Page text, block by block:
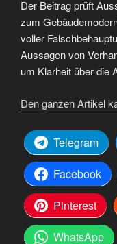
Der Beitrag prüft
zum
voller
Aussagen von
um Klarheit über die
Den ganzen Artikel
Telegram
Facebook
Pinterest
WhatsApp